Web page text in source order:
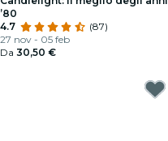
’80
4.7
(87)
27 nov - 05 feb
Da 30,50 €